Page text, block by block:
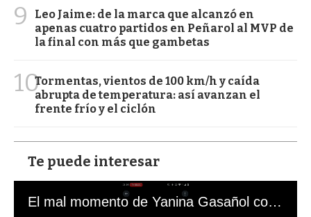
9
Leo Jaime: de la marca que alcanzó en
apenas cuatro partidos en Peñarol al MVP de
la final con más que gambetas
10Tormentas, vientos de 100 km/h y caída
abrupta de temperatura: así avanzan el
frente frío y el ciclón
Te puede interesar
El mal momento de Yanina Gasañol con un hincha argentino en "Subrayado"